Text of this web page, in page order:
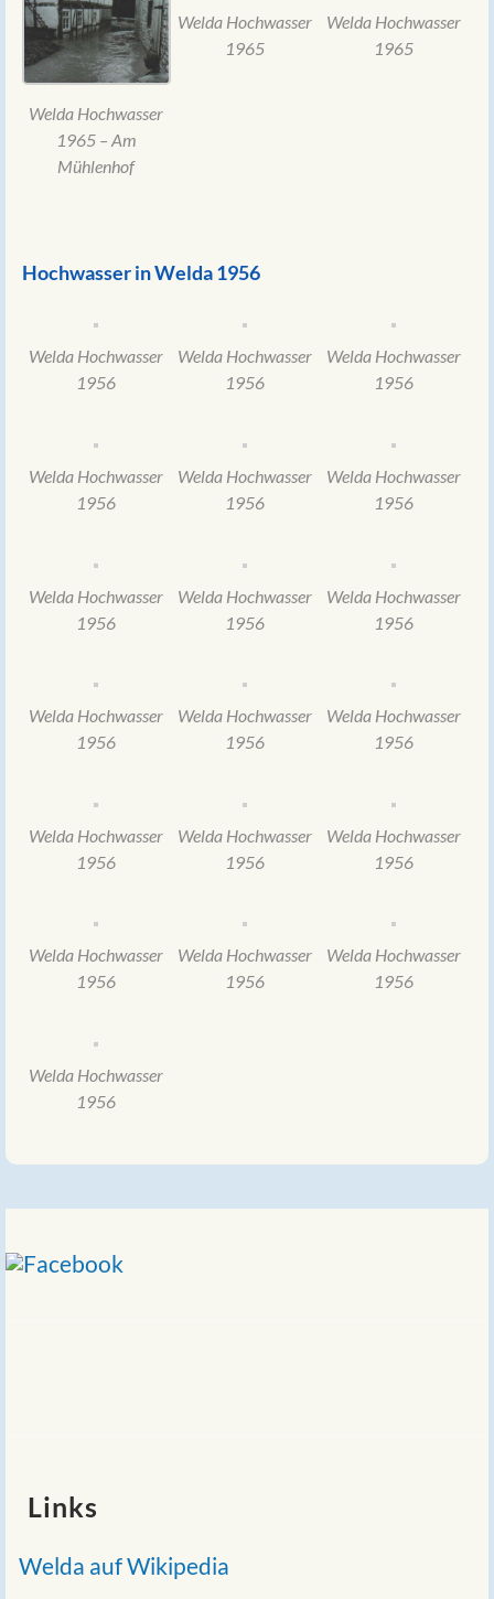
Welda Hochwasser
1965 – Am
Mühlenhof
Welda Hochwasser
1965
Welda Hochwasser
1965
Hochwasser in Welda 1956
Welda Hochwasser
1956
Welda Hochwasser
1956
Welda Hochwasser
1956
Welda Hochwasser
1956
Welda Hochwasser
1956
Welda Hochwasser
1956
Welda Hochwasser
1956
Welda Hochwasser
1956
Welda Hochwasser
1956
Welda Hochwasser
1956
Welda Hochwasser
1956
Welda Hochwasser
1956
Welda Hochwasser
1956
Welda Hochwasser
1956
Welda Hochwasser
1956
Welda Hochwasser
1956
Welda Hochwasser
1956
Welda Hochwasser
1956
Welda Hochwasser
1956
Links
Welda auf Wikipedia